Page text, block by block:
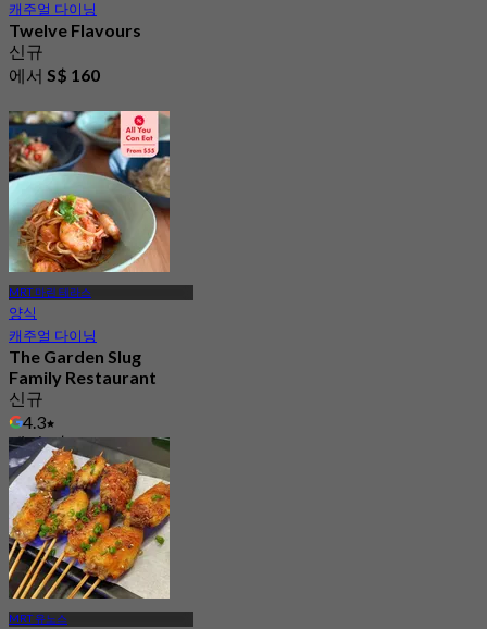
캐주얼 다이닝
Twelve Flavours
신규
에서 S$ 160
MRT 마린 테라스
양식
캐주얼 다이닝
The Garden Slug
Family Restaurant
신규
4.3
에서S$ 29.5
MRT 유노스